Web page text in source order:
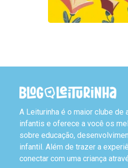
A Leiturinha é o maior clube de
infantis e oferece a você os
sobre educação,
infantil. Além de trazer a
conectar com uma criança